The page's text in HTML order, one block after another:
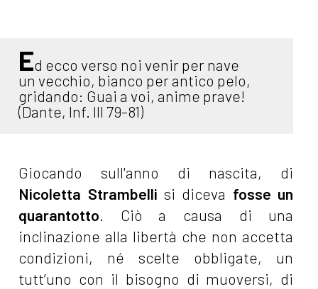
Ed ecco verso noi venir per nave
un vecchio, bianco per antico pelo,
gridando: Guai a voi, anime prave!
(Dante, Inf. III 79-81)
Giocando sull'anno di nascita, di
Nicoletta Strambelli si diceva fosse un
quarantotto. Ciò a causa di una
inclinazione alla libertà che non accetta
condizioni, né scelte obbligate, un
tutt’uno con il bisogno di muoversi, di